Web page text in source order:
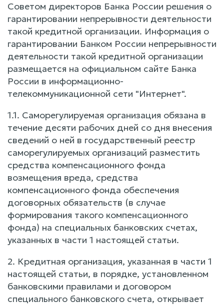
Советом директоров Банка России решения о
гарантировании непрерывности деятельности
такой кредитной организации. Информация о
гарантировании Банком России непрерывности
деятельности такой кредитной организации
размещается на официальном сайте Банка
России в информационно-
телекоммуникационной сети "Интернет".
1.1. Саморегулируемая организация обязана в
течение десяти рабочих дней со дня внесения
сведений о ней в государственный реестр
саморегулируемых организаций разместить
средства компенсационного фонда
возмещения вреда, средства
компенсационного фонда обеспечения
договорных обязательств (в случае
формирования такого компенсационного
фонда) на специальных банковских счетах,
указанных в части 1 настоящей статьи.
2. Кредитная организация, указанная в части 1
настоящей статьи, в порядке, установленном
банковскими правилами и договором
специального банковского счета, открывает